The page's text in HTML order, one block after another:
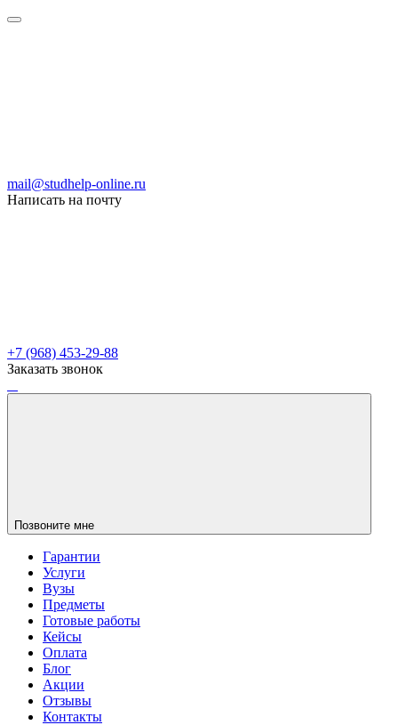
mail@studhelp-online.ru
Написать на почту
+7 (968) 453-29-88
Заказать звонок
Позвоните мне
Гарантии
Услуги
Вузы
Предметы
Готовые работы
Кейсы
Оплата
Блог
Акции
Отзывы
Контакты